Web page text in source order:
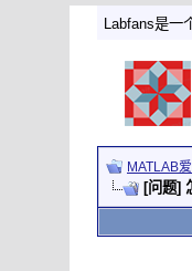
Labfans是一
MATLAB
[问题]